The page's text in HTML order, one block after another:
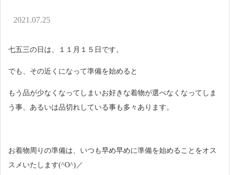
アクセス
2021.07.25
七五三の日は、１１月１５日です。
でも、その近くになって準備を始めると
もう品が少なくなってしまいお好きな着物が選べなくなってしま
う事、あるいは品切れしている事も多々あります。
お着物周りの準備は、いつも早め早めに準備を始めることをオス
スメいたします(^O^)／